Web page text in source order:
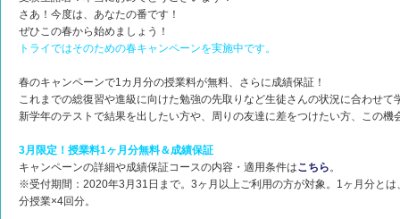
さあ！今度は、あなたの番です！
ぜひこの春から始めましょう！
トライではそのための春キャンペーンを実施中です。
春のキャンペーンで1カ月分の授業料が無料、さらに成績保証！
これまでの総復習や進級に向けた勉強の先取りなど生徒さんの状況に合わせて
新学年のテストで結果を出したい方や、周りの友達に差をつけたい方、この機
3月限定！授業料1ヶ月分無料＆成績保証
キャンペーンの詳細や成績保証コースの内容・適用条件はこちら。
※受付期間：2020年3月31日まで。3ヶ月以上ご利用の方が対象。1ヶ月分と
分授業×4回分。